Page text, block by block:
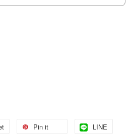
Pin it LINE